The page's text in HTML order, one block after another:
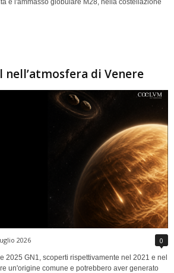
è l'ammasso globulare M28, nella costellazione
di Venere
2026 0
2025 GN1, scoperti rispettivamente nel 2021 e nel
un'origine comune e potrebbero aver generato